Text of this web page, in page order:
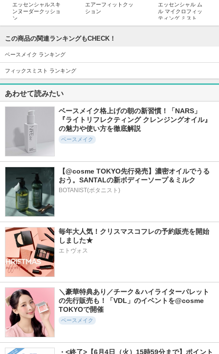
エッセンシャルスキ
ンヌーダークッショ
ン
エアーフィットクッ
ション
エッセンシャル ム
ル マイクロフィッ
ティング ミスト
5.8
1423件
シグネチャーエッセ
ンス カバーパクト
インテンスカバー
AGE20'S(エージトウ
ェンティズ)
プロラスティング
フィニッシュパウダ
ー
JUNGSAEMMOOL
GLOW SKIN VEIL U
V
favs
6.0
439件
ロングラスティング
チップコンシーラー
LUNA
1104件
funnyelves 方里 VIDIVICI
5.8
ベルベットカバーク
ッション
TAG
5.8
652件
ブラックスネイルグ
ルタチオントーンア
ップサン
5.6
573件
ブラーカバークッシ
この商品の関連ランキングもCHECK！
ベースメイク ランキング
フィックスミスト ランキング
あわせて読みたい
ベースメイク格上げの朝の新習慣！「NARS」
『ライトリフレクティング クレンジングオイル』
の魅力や使い方を徹底解説
ベースメイク
【@cosme TOKYO先行発売】濃密オイルでうる
おう。SANTALの新ボディーソープ＆ミルク
BOTANIST(ボタニスト)
毎年大人気！クリスマスコフレの予約販売を開始
しました★
エトヴォス
＼豪華特典あり／チーク＆ハイライターパレット
の先行販売も！「VDL」のイベントを@cosme
TOKYOで開催
ベースメイク
・<終了>【6月4日（火）15時59分まで】ポイント